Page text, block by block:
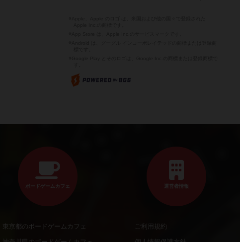
ボードゲームカフェ
東京都のボードゲームカフェ
運営者情報
ご利用規約